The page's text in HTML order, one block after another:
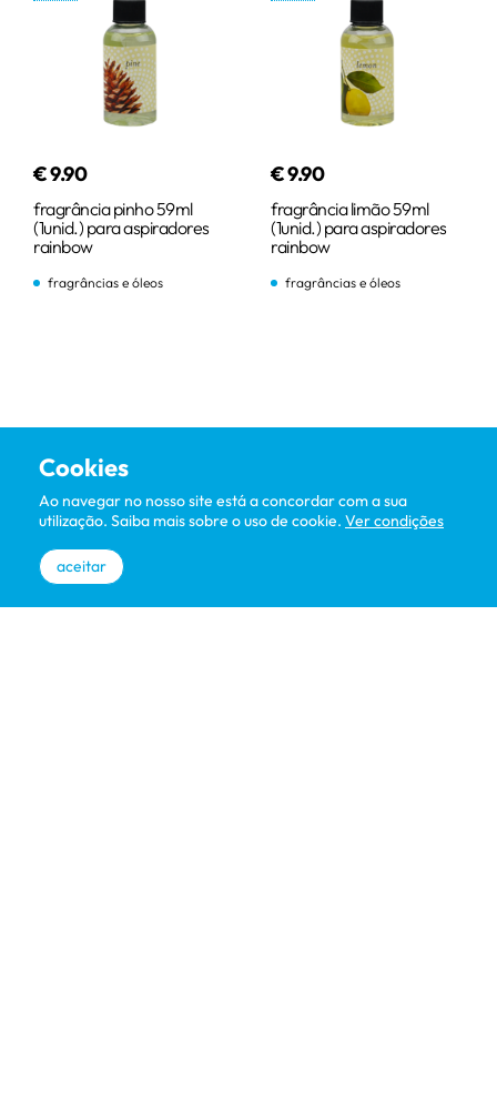
€9.90
fragrância pinho 59ml
(1unid.) para aspiradores
rainbow
fragrâncias e óleos
€9.90
fragrância limão 59ml
(1unid.) para aspiradores
rainbow
fragrâncias e óleos
Cookies
Ao navegar no nosso site está a concordar com a sua
utilização. Saiba mais sobre o uso de cookie. Ver condições
aceitar